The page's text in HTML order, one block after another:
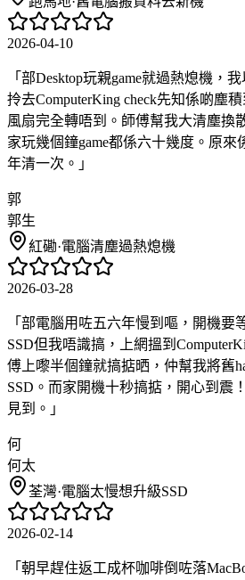
2026-04-10
「 部Desktop玩親game就過熱熄機，我
拎去ComputerKing check先知係啲塵
風扇完全轉唔到。師傅幫我大清塵換
家玩幾個鐘game都係六十幾度。原來
年清一次。 」
郭
郭生
紅磡·電腦清塵過熱熄機
2026-03-28
「 部電腦用咗五六年慢到嘔，開機要
SSD但我唔識搞，上網搵到
傅上嚟半個鐘就搞掂晒，仲幫我將舊
SSD。而家開機十秒搞掂，開心到震
見到。 」
何
何太
荃灣·電腦太慢想升級SSD
2026-02-14
「 朝早趕住返工成杯咖啡倒咗落